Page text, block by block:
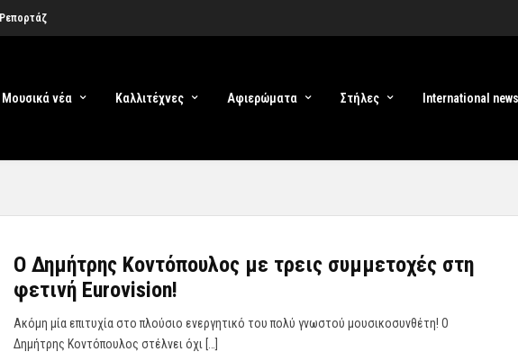
Ρεπορτάζ
Μουσικά νέα Καλλιτέχνες Αφιερώματα Στήλες International news
Ο Δημήτρης Κοντόπουλος με τρεις συμμετοχές στη
φετινή Eurovision!
Ακόμη μία επιτυχία στο πλούσιο ενεργητικό του πολύ γνωστού μουσικοσυνθέτη! Ο
Δημήτρης Κοντόπουλος στέλνει όχι […]